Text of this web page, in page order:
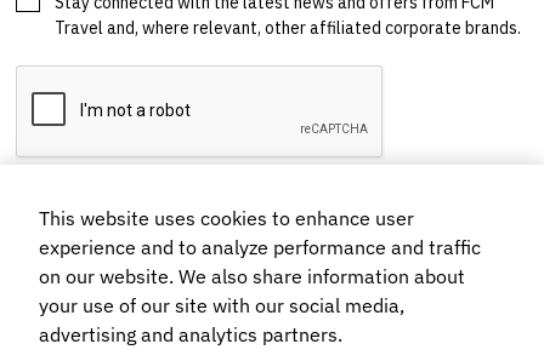
This website uses cookies to enhance user
experience and to analyze performance and traffic
on our website. We also share information about
your use of our site with our social media,
advertising and analytics partners.